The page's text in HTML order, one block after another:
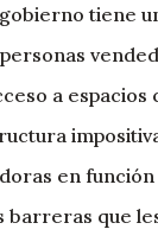
tiene
a espacios
en
barreras que